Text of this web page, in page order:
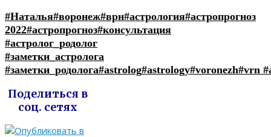
#Наталья#воронеж#врн#астрология#астропрогноз
2022#астропрогноз#консультация
#астролог_родолог
#заметки_астролога
#заметки_родолога#astrolog#astrology#voronezh#vrn
Поделиться в
соц. сетях